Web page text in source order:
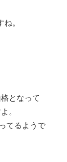
。
となって
。
てるようで